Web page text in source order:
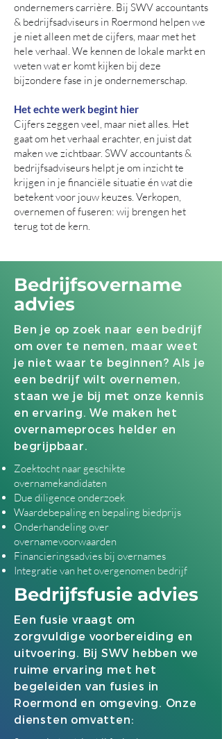
ondernemers carrière. Bij SWV accountants
& bedrijfsadviseurs in Roermond helpen we
je niet alleen met de cijfers, maar met het
hele verhaal. We kennen de lokale markt en
weten wat er komt kijken bij deze
bijzondere fase in je ondernemerschap.
Het echte werk begint hier
Cijfers zeggen veel, maar niet alles. Het
gaat om het verhaal erachter, en juist dat
maken we zichtbaar. SWV accountants &
bedrijfsadviseurs helpt je om inzicht te
krijgen in je financiële situatie én wat die
betekent voor jouw keuzes. Verkopen,
overnemen of fuseren: wij brengen het
terug tot de kern.
Bedrijfsovername
advies
Ben je op zoek naar een bedrijf
om over te nemen, maar weet
je niet waar te beginnen? Als je
een bedrijf wilt overnemen,
staan we je bij met onze kennis
en ervaring. We maken het
overnameproces helder en
begrijpbaar.
Zoektocht naar geschikte
overnamekandidaten
Due diligence onderzoek
Waardebepaling en bepaling biedprijs
Onderhandeling over
overnamevoorwaarden
Financieringsadvies bij overnames
Integratie van het overgenomen bedrijf
Bedrijfsfusie advies
Een fusie vraagt om
zorgvuldige voorbereiding en
uitvoering. Bij SWV hebben we
ruime ervaring met het
begeleiden van fusies in
Roermond en omgeving. Onze
diensten omvatten: